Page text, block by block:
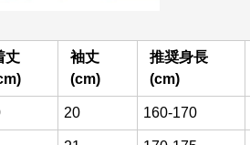
丈
袖丈
(cm)
推奨身長
(cm)
20 160-170